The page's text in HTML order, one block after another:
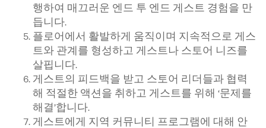
행하여 매끄러운 엔드 투 엔드 게스트 경험을 만
듭니다.
플로어에서 활발하게 움직이며 지속적으로 게스
트와 관계를 형성하고 게스트나 스토어 니즈를
살핍니다.
게스트의 피드백을 받고 스토어 리더들과 협력
해 적절한 액션을 취하고 게스트를 위해 ‘문제를
해결’합니다.
게스트에게 지역 커뮤니티 프로그램에 대해 안